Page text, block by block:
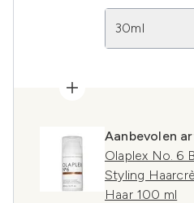
30ml
Aanbevolen
Olaplex No. 6
Styling
Haar 100 ml